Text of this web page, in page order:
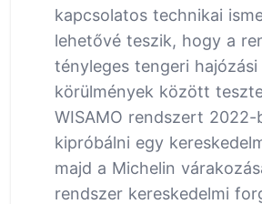
kapcsolatos technikai
lehetővé teszik, hogy a
tényleges tengeri hajózási
körülmények között
WISAMO rendszert 2022-
kipróbálni egy
majd a Michelin
rendszer kereskedelmi